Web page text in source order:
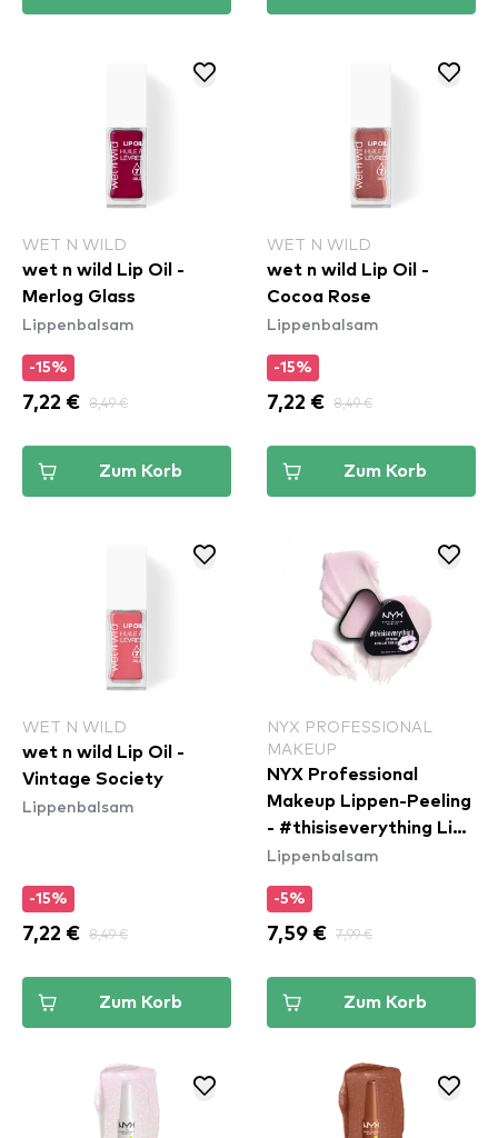
WET N WILD
wet n wild Lip Oil -
Merlog Glass
Lippenbalsam
-15%
7,22 € 8,49 €
Zum Korb
WET N WILD
wet n wild Lip Oil -
Cocoa Rose
Lippenbalsam
-15%
7,22 € 8,49 €
Zum Korb
WET N WILD
wet n wild Lip Oil -
Vintage Society
Lippenbalsam
-15%
7,22 € 8,49 €
Zum Korb
NYX PROFESSIONAL
MAKEUP
NYX Professional
Makeup Lippen-Peeling
- #thisiseverything Lip
Scrub
Lippenbalsam
-5%
7,59 € 7,99 €
Zum Korb